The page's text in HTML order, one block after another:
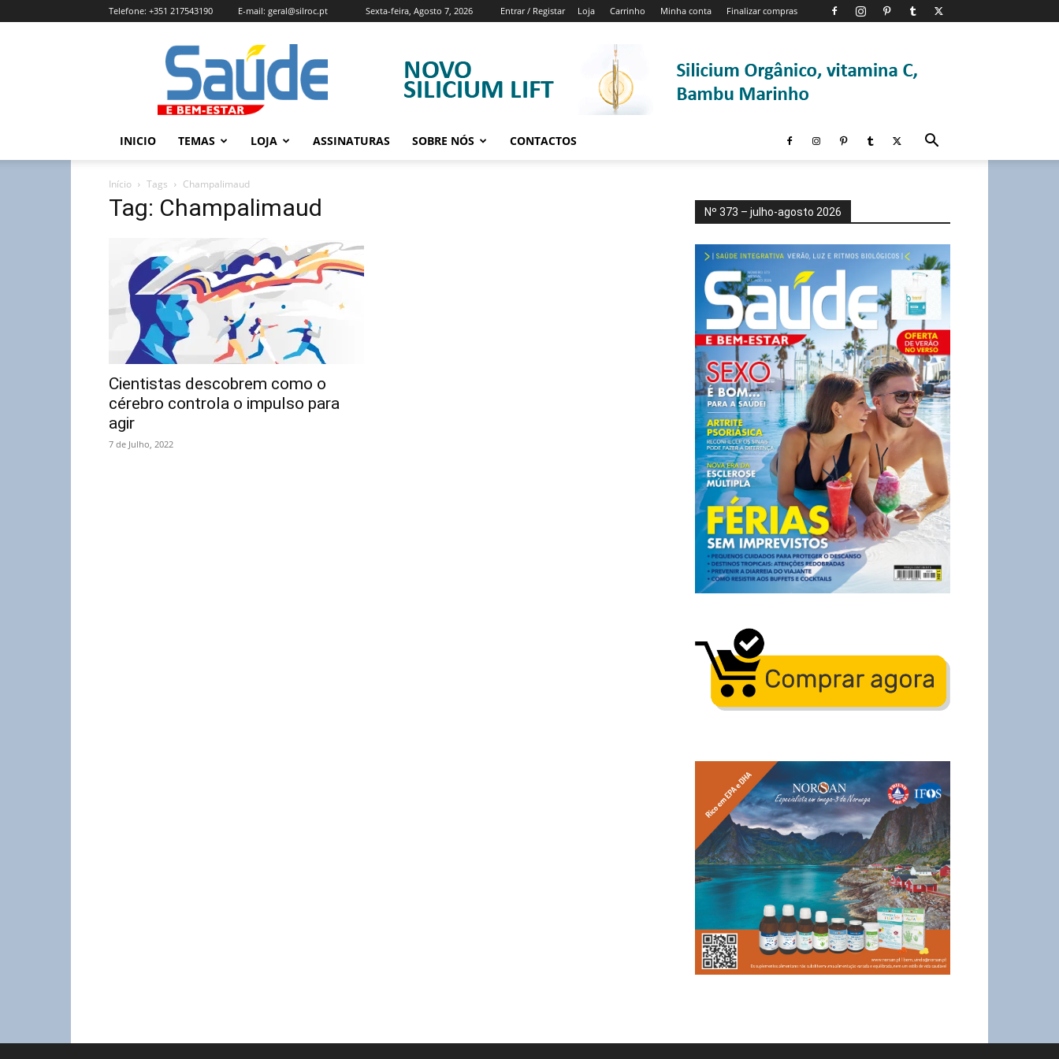
Sexta-feira, Agosto 7, 2026 Entrar / Registar Loja Carrinho Minha conta Finalizar compras
Telefone: +351 217543190 E-mail: geral@silroc.pt
Revista
Saúde
e
Bem
Estar
Edição
INICIO TEMAS LOJA ASSINATURAS SOBRE NÓS CONTACTOS
Início Tags Champalimaud
Tag: Champalimaud
Cientistas descobrem como o
cérebro controla o impulso para
agir
7 de Julho, 2022
Nº 373 – julho-agosto 2026